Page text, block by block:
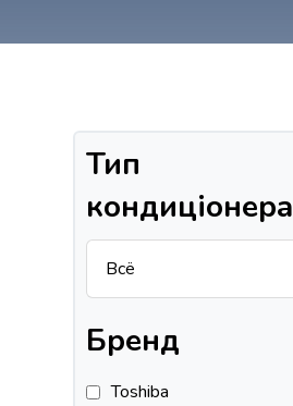
Тип
кондиціонера
Бренд
Toshiba